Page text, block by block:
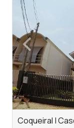
‹Previous
Coqueiral |